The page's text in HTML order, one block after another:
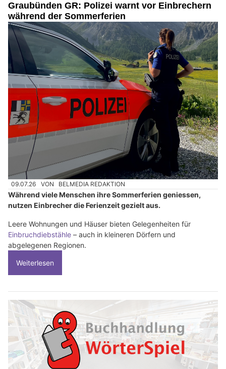
Graubünden GR: Polizei warnt vor Einbrechern
während der Sommerferien
09.07.26 VON BELMEDIA REDAKTION
Während viele Menschen ihre Sommerferien geniessen,
nutzen Einbrecher die Ferienzeit gezielt aus.
Leere Wohnungen und Häuser bieten Gelegenheiten für
Einbruchdiebstähle – auch in kleineren Dörfern und
abgelegenen Regionen.
Weiterlesen